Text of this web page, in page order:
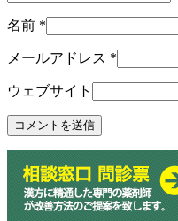
名前 *
メールアドレス *
ウェブサイト